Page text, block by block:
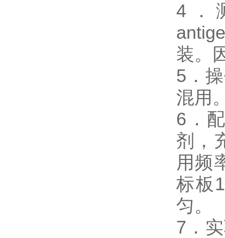
4．
装。
5．
混用
6．
剂，
用频
标板
匀。
7．